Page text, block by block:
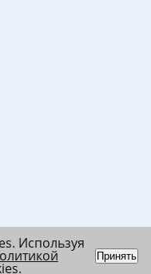
Используя
.
Принять